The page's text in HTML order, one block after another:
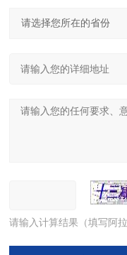
请输入计算结果（填写阿